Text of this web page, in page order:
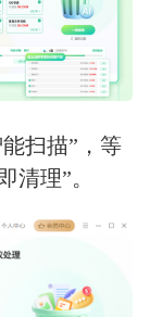
扫描”，等
清理”。